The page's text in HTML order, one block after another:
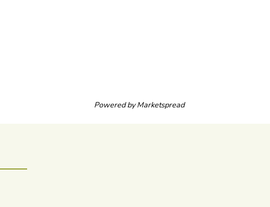
Powered byMarketspread